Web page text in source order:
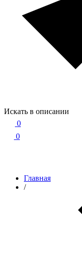
Искать в описании
0
0
Главная
/